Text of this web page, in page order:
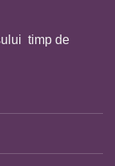
timp de